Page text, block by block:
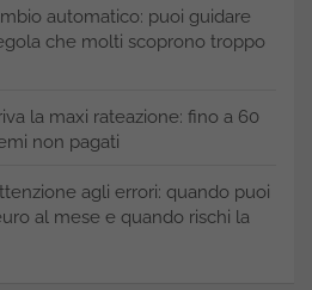
automatico: puoi guidare
che molti scoprono troppo
la maxi rateazione: fino a 60
non pagati
agli errori: quando puoi
al mese e quando rischi la